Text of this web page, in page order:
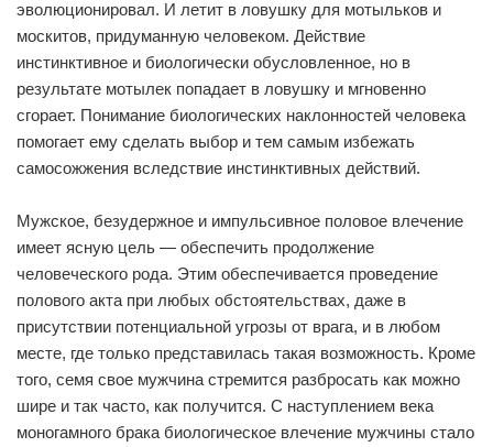
эволюционировал. И летит в ловушку для мотыльков и
москитов, придуманную человеком. Действие
инстинктивное и биологически обусловленное, но в
результате мотылек попадает в ловушку и мгновенно
сгорает. Понимание биологических наклонностей человека
помогает ему сделать выбор и тем самым избежать
самосожжения вследствие инстинктивных действий.
Мужское, безудержное и импульсивное половое влечение
имеет ясную цель — обеспечить продолжение
человеческого рода. Этим обеспечивается проведение
полового акта при любых обстоятельствах, даже в
присутствии потенциальной угрозы от врага, и в любом
месте, где только представилась такая возможность. Кроме
того, семя свое мужчина стремится разбросать как можно
шире и так часто, как получится. С наступлением века
моногамного брака биологическое влечение мужчины стало